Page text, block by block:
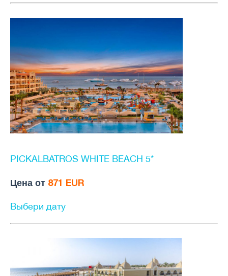
PICKALBATROS WHITE BEACH 5*
Цена от 871 EUR
Выбери дату